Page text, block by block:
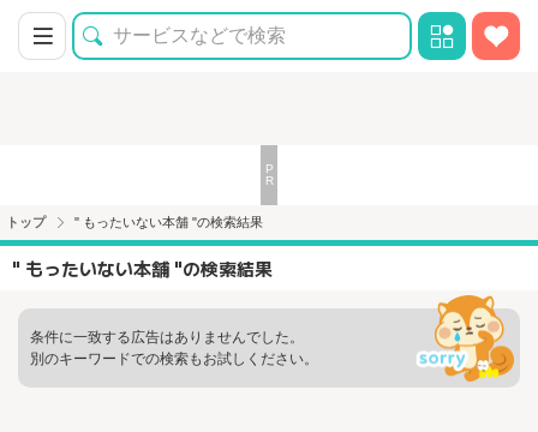
トップ " もったいない本舗 "の検索結果
" もったいない本舗 "の検索結果
条件に一致する広告はありませんでした。
別のキーワードでの検索もお試しください。